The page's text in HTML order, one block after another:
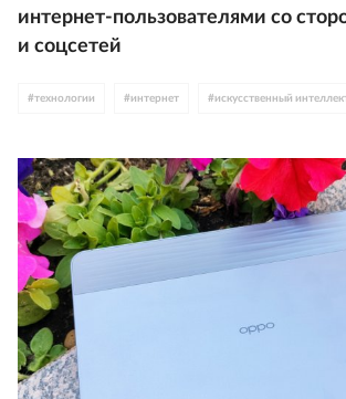
интернет-пользователями со
и соцсетей
#технологии #интернет #искусственный